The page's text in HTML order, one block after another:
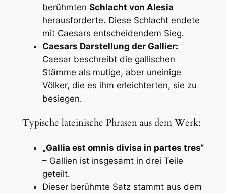
berühmten Schlacht von Alesia
herausforderte. Diese Schlacht endete
mit Caesars entscheidendem Sieg.
Caesars Darstellung der Gallier:
Caesar beschreibt die gallischen
Stämme als mutige, aber uneinige
Völker, die es ihm erleichterten, sie zu
besiegen.
Typische lateinische Phrasen aus dem Werk:
„Gallia est omnis divisa in partes tres“
– Gallien ist insgesamt in drei Teile
geteilt.
Dieser berühmte Satz stammt aus dem